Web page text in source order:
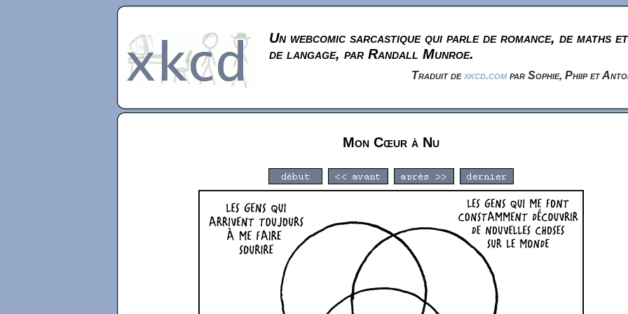
Un webcomic sarcastique qui parle de romance, de maths et
de langage, par Randall Munroe.
Traduit dexkcd.compar Sophie, Phiip et
Mon Cœur à Nu